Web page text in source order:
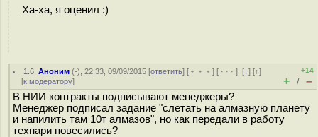
Ха-ха, я оценил :)
1.6 ,Аноним (-), 22:33, 09/09/2015 [ответить] [ ﹢﹢﹢] [ · · ·][↓] [↑]
[к модератору]
+14
+ / –
В НИИ контракты подписывают менеджеры?
Менеджер подписал задание "слетать на алмазную планету
и напилить там 10т алмазов", но как передали в работу
технари повесились?